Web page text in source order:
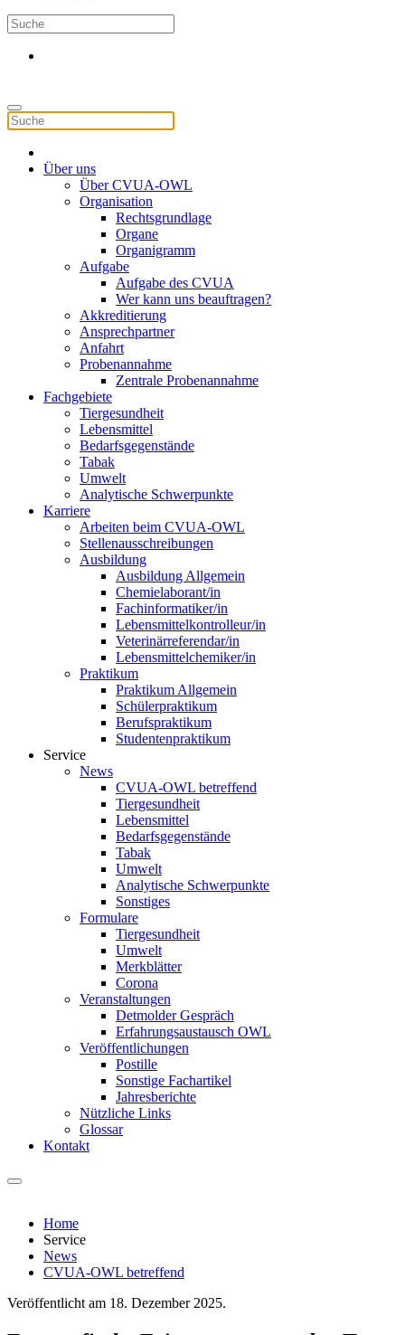
Über uns
Über CVUA-OWL
Organisation
Rechtsgrundlage
Organe
Organigramm
Aufgabe
Aufgabe des CVUA
Wer kann uns beauftragen?
Akkreditierung
Ansprechpartner
Anfahrt
Probenannahme
Zentrale Probenannahme
Fachgebiete
Tiergesundheit
Lebensmittel
Bedarfsgegenstände
Tabak
Umwelt
Analytische Schwerpunkte
Karriere
Arbeiten beim CVUA-OWL
Stellenausschreibungen
Ausbildung
Ausbildung Allgemein
Chemielaborant/in
Fachinformatiker/in
Lebensmittelkontrolleur/in
Veterinärreferendar/in
Lebensmittelchemiker/in
Praktikum
Praktikum Allgemein
Schülerpraktikum
Berufspraktikum
Studentenpraktikum
Service
News
CVUA-OWL betreffend
Tiergesundheit
Lebensmittel
Bedarfsgegenstände
Tabak
Umwelt
Analytische Schwerpunkte
Sonstiges
Formulare
Tiergesundheit
Umwelt
Merkblätter
Corona
Veranstaltungen
Detmolder Gespräch
Erfahrungsaustausch OWL
Veröffentlichungen
Postille
Sonstige Fachartikel
Jahresberichte
Nützliche Links
Glossar
Kontakt
Home
Service
News
CVUA-OWL betreffend
Veröffentlicht am 18. Dezember 2025.